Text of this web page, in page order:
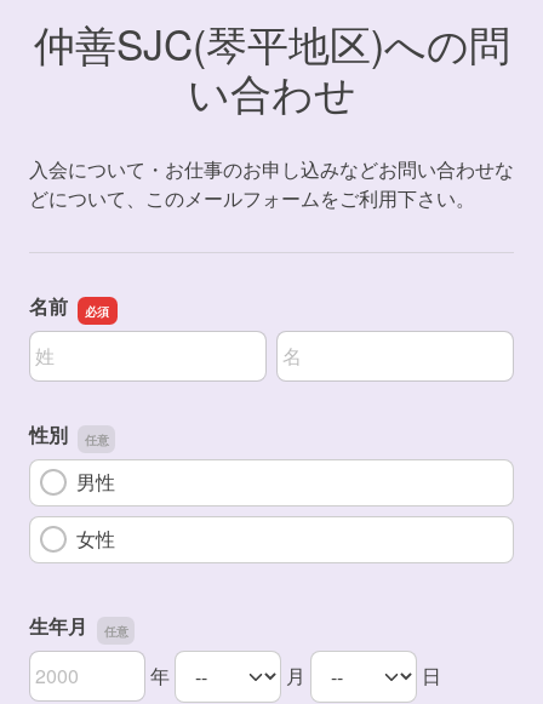
仲善SJC(琴平地区)への問
い合わせ
入会について・お仕事のお申し込みなどお問い合わせな
どについて、このメールフォームをご利用下さい。
名前
名前の姓
名前の名
性別
男性
女性
生年月
生年月の年 年
生年月の月 月
生年月の日 日